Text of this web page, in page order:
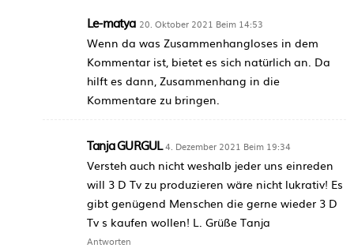
Le-matya 20. Oktober 2021 Beim 14:53
Wenn da was Zusammenhangloses in dem
Kommentar ist, bietet es sich natürlich an. Da
hilft es dann, Zusammenhang in die
Kommentare zu bringen.
Tanja GURGUL 4. Dezember 2021 Beim 19:34
Versteh auch nicht weshalb jeder uns einreden
will 3 D Tv zu produzieren wäre nicht lukrativ! Es
gibt genügend Menschen die gerne wieder 3 D
Tv s kaufen wollen! L. Grüße Tanja
Antworten